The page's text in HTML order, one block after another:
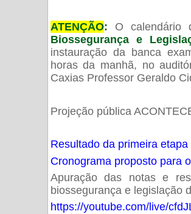
ATENÇÃO: O calendário
Biossegurança e
instauração da banca
horas da manhã, no
Caxias Professor Geraldo
Projeção pública
Resultado da primeira
Cronograma proposto para
Apuração das notas e
biossegurança e legislação
https://youtube.com/live/